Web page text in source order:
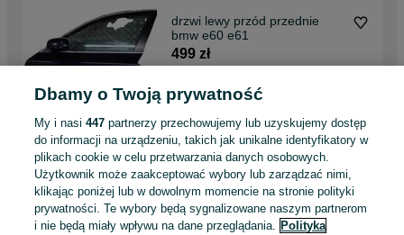
drzwi lewy przód przednie
bmw e60 e61
499 zł
Lubichowo
05 sierpnia 2026
pompa wakum vakum 02-09r
toyota land cruiser 120 d4d
prado lift orygin
500 zł
Dbamy o Twoją prywatność
My i nasi447 partnerzy przechowujemy lub uzyskujemy dostęp
do informacji na urządzeniu, takich jak unikalne identyfikatory w
plikach cookie w celu przetwarzania danych osobowych.
Użytkownik może zaakceptować wybory lub zarządzać nimi,
klikając poniżej lub w dowolnym momencie na stronie polityki
prywatności. Te wybory będą sygnalizowane naszym partnerom
i nie będą miały wpływu na dane przeglądania. Polityka